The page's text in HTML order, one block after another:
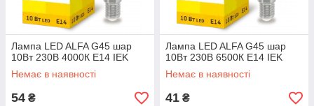
Лампа LED ALFA G45 шар
10Вт 230В 4000К E14 IEK
Немає в наявності
54 ₴
Лампа LED ALFA G45 шар
10Вт 230В 6500К E14 IEK
Немає в наявності
41 ₴